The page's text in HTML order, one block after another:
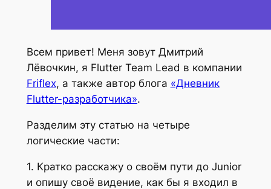
Всем привет! Меня зовут Дмитрий
Лёвочкин, я Flutter Team Lead в компании
Friflex, а также автор блога «Дневник
Flutter-разработчика».
Разделим эту статью на четыре
логические части:
1. Кратко расскажу о своём пути до Junior
и опишу своё видение, как бы я входил в